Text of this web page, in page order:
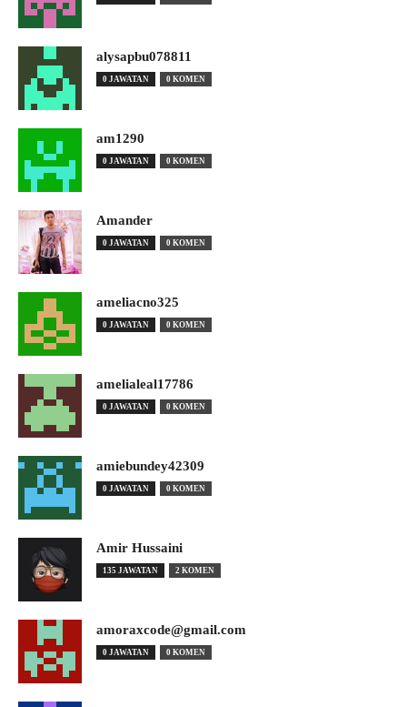
alysapbu078811
0 JAWATAN 0 KOMEN
am1290
0 JAWATAN 0 KOMEN
Amander
0 JAWATAN 0 KOMEN
ameliacno325
0 JAWATAN 0 KOMEN
amelialeal17786
0 JAWATAN 0 KOMEN
amiebundey42309
0 JAWATAN 0 KOMEN
Amir Hussaini
135 JAWATAN 2 KOMEN
amoraxcode@gmail.com
0 JAWATAN 0 KOMEN